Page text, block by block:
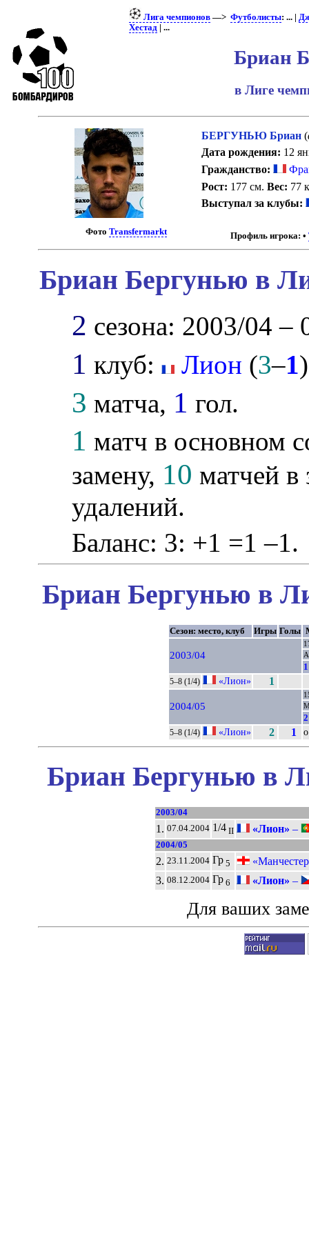
Лига чемпионов —>Футболисты: ... |
Хестад | ...
Бриан
в Лиге
Фото Transfermarkt
БЕРГУНЬЮ Бриан (
Дата рождения: 12
Гражданство:
Рост: 177 см.Вес: 77
Выступал за клубы:
Профиль игрока: •
Бриан Бергунью в
2 сезона: 2003/04 –
1 клуб: Лион (3–1
3 матча, 1 гол.
1 матч в основном
замену, 10 матчей в
удалений.
Баланс: 3: +1 =1 –1.
Бриан Бергунью в
Сезон: место, клуб Игры Голы
2003/04
5–8 (1/4) «Лион» 1
2004/05
5–8 (1/4) «Лион» 2 1 о
Бриан Бергунью в
2003/04
1. 07.04.2004 1/4 II «Лион» –
2004/05
2. 23.11.2004 Гр 5
3. 08.12.2004 Гр 6 «Лион» –
Для ваших